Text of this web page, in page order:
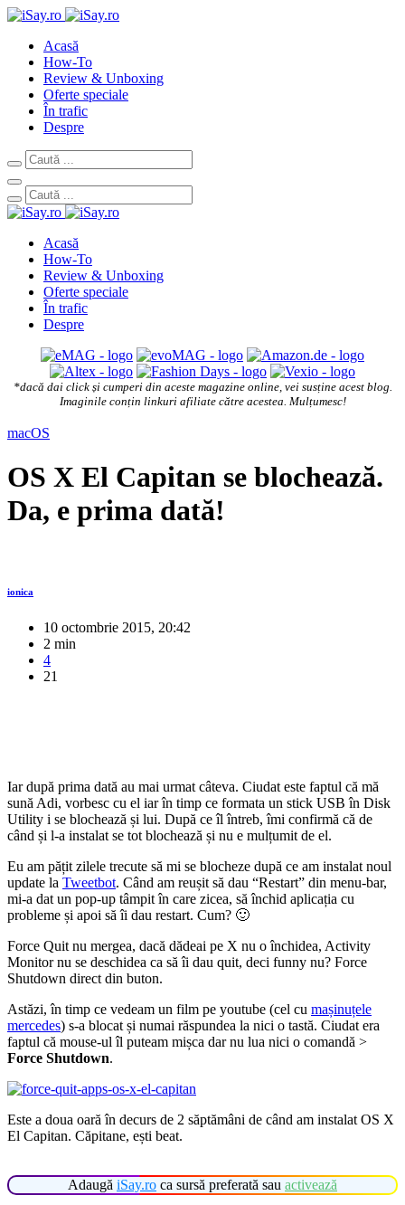
Acasă
How-To
Review & Unboxing
Oferte speciale
În trafic
Despre
Acasă
How-To
Review & Unboxing
Oferte speciale
În trafic
Despre
*dacă dai click și cumperi din aceste magazine online, vei susține acest blog.
Imaginile conțin linkuri afiliate către acestea. Mulțumesc!
macOS
OS X El Capitan se blochează.
Da, e prima dată!
ionica
10 octombrie 2015, 20:42
2 min
4
21
Iar după prima dată au mai urmat câteva. Ciudat este faptul că mă
sună Adi, vorbesc cu el iar în timp ce formata un stick USB în Disk
Utility i se blochează și lui. După ce îl întreb, îmi confirmă că de
când și l-a instalat se tot blochează și nu e mulțumit de el.
Eu am pățit zilele trecute să mi se blocheze după ce am instalat noul
update la Tweetbot. Când am reușit să dau “Restart” din menu-bar,
mi-a dat un pop-up tâmpit în care zicea, să închid aplicația cu
probleme și apoi să îi dau restart. Cum? 🙂
Force Quit nu mergea, dacă dădeai pe X nu o închidea, Activity
Monitor nu se deschidea ca să îi dau quit, deci funny nu? Force
Shutdown direct din buton.
Astăzi, în timp ce vedeam un film pe youtube (cel cu mașinuțele
mercedes) s-a blocat și numai răspundea la nici o tastă. Ciudat era
faptul că mouse-ul îl puteam mișca dar nu lua nici o comandă >
Force Shutdown.
Este a doua oară în decurs de 2 săptămâni de când am instalat OS X
El Capitan. Căpitane, ești beat.
Adaugă iSay.ro ca sursă preferată sau activează